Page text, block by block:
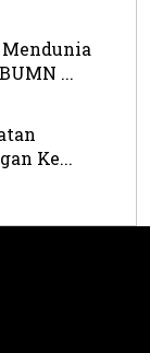
Mendunia
...
Ke...